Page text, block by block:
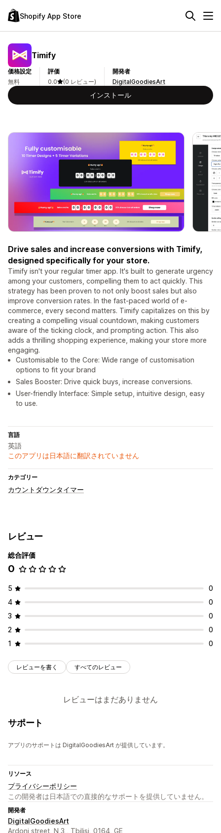
Shopify App Store
Timify
価格設定
無料
評価
0.0
(0 レビュー)
開発者
DigitalGoodiesArt
インストール
Drive sales and increase conversions with Timify,
designed specifically for your store.
Timify isn't your regular timer app. It's built to generate urgency
among your customers, compelling them to act quickly. This
strategy has been proven to not only boost sales but also
improve conversion rates. In the fast-paced world of e-
commerce, every second matters. Timify capitalizes on this by
creating a compelling visual countdown, making customers
aware of the ticking clock, and prompting action. This also
adds a thrilling shopping experience, making your store more
engaging.
Customisable to the Core: Wide range of customisation
options to fit your brand
Sales Booster: Drive quick buys, increase conversions.
User-friendly Interface: Simple setup, intuitive design, easy
to use.
言語
英語
このアプリは日本語に翻訳されていません
カテゴリー
カウントダウンタイマー
レビュー
総合評価
0
5
0
4
0
3
0
2
0
1
0
レビューを書く すべてのレビュー
レビューはまだありません
サポート
アプリのサポートは DigitalGoodiesArt が提供しています。
リソース
プライバシーポリシー
この開発者は日本語での直接的なサポートを提供していません。
開発者
DigitalGoodiesArt
Ardoni street, N 3,, Tbilisi, 0164, GE